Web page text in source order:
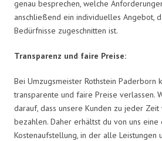
genau besprechen, welche
anschließend ein individuelles Angebot,
Bedürfnisse zugeschnitten ist.
Transparenz und faire Preise:
Bei Umzugsmeister Rothstein Paderborn
transparente und faire Preise verlassen.
darauf, dass unsere Kunden zu jeder Zeit
bezahlen. Daher erhältst du von uns
Kostenaufstellung, in der alle Leistungen